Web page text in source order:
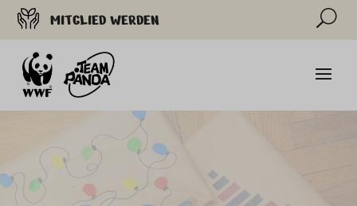
MITGLIED WERDEN U